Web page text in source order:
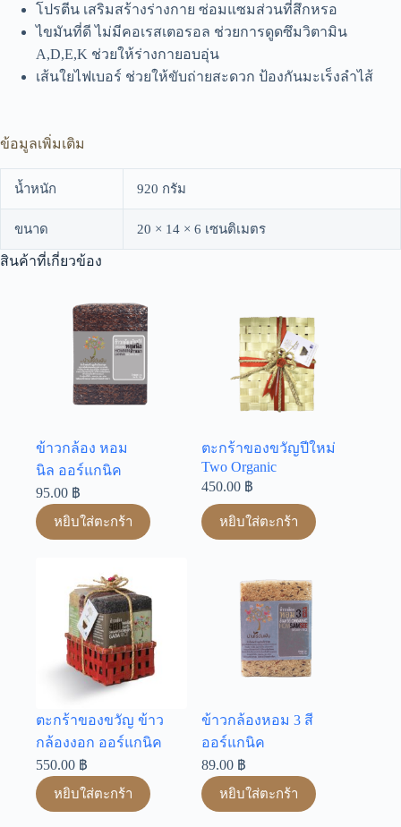
โปรตีน เสริมสร้างร่างกาย ซ่อมแซมส่วนที่สึกหรอ
ไขมันที่ดี ไม่มีคอเรสเตอรอล ช่วยการดูดซึมวิตามิน
A,D,E,K ช่วยให้ร่างกายอบอุ่น
เส้นใยไฟเบอร์ ช่วยให้ขับถ่ายสะดวก ป้องกันมะเร็งลำไส้
ข้อมูลเพิ่มเติม
น้ำหนัก 920 กรัม
ขนาด 20 × 14 × 6 เซนติเมตร
สินค้าที่เกี่ยวข้อง
ข้าวกล้อง หอม
นิล ออร์แกนิค
95.00 ฿
หยิบใส่ตะกร้า
ตะกร้าของขวัญปีใหม่
Two Organic
450.00 ฿
หยิบใส่ตะกร้า
ตะกร้าของขวัญ ข้าว
กล้องงอก ออร์แกนิค
550.00 ฿
หยิบใส่ตะกร้า
ข้าวกล้องหอม 3 สี
ออร์แกนิค
89.00 ฿
หยิบใส่ตะกร้า